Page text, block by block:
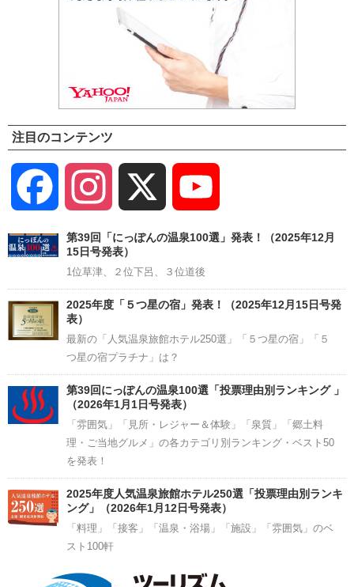
注目のコンテンツ
Facebook Instagram
Channel
第39回「にっぽんの温泉100選」発表！（2025年12月
15日号発表）
1位草津、２位下呂、３位道後
2025年度「５つ星の宿」発表！（2025年12月15日号発
表）
最新の「人気温泉旅館ホテル250選」「５つ星の宿」「５
つ星の宿プラチナ」は？
第39回にっぽんの温泉100選「投票理由別ランキング 」
（2026年1月1日号発表）
「雰囲気」「見所・レジャー＆体験」「泉質」「郷土料
理・ご当地グルメ」の各カテゴリ別ランキング・ベスト50
を発表！
2025年度人気温泉旅館ホテル250選「投票理由別ランキ
ング」（2026年1月12日号発表）
「料理」「接客」「温泉・浴場」「施設」「雰囲気」のベ
スト100軒